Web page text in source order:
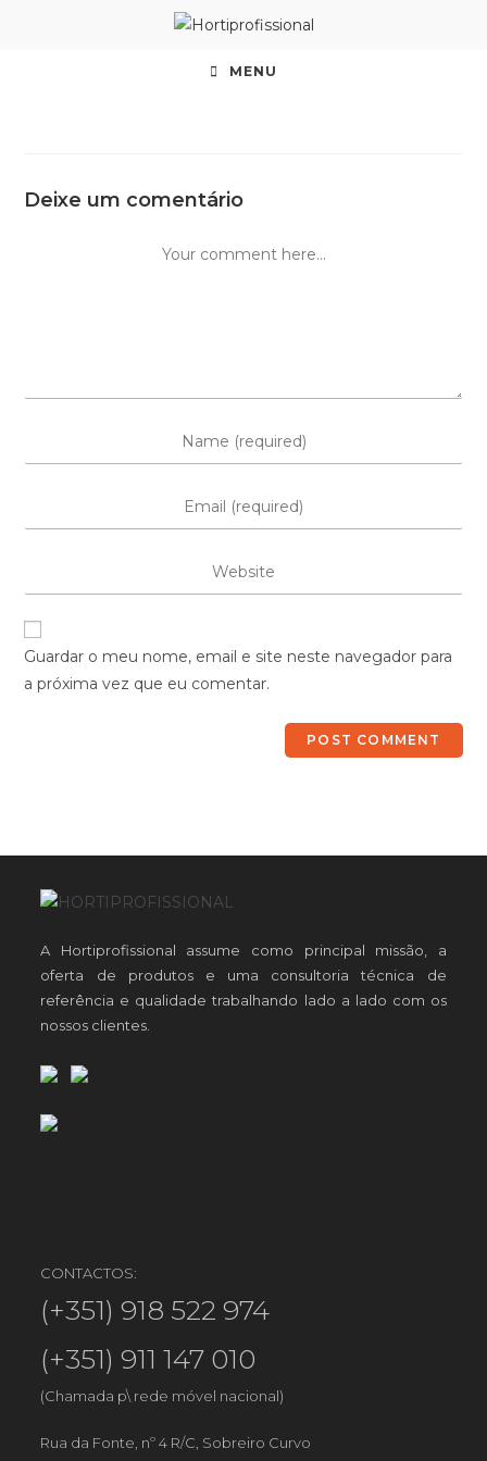
MENU
Deixe um comentário
Guardar o meu nome, email e site neste navegador para
a próxima vez que eu comentar.
A Hortiprofissional assume como principal missão, a
oferta de produtos e uma consultoria técnica de
referência e qualidade trabalhando lado a lado com os
nossos clientes.
CONTACTOS:
(+351) 918 522 974
(+351) 911 147 010
(Chamada p\ rede móvel nacional)
Rua da Fonte, nº 4 R/C, Sobreiro Curvo